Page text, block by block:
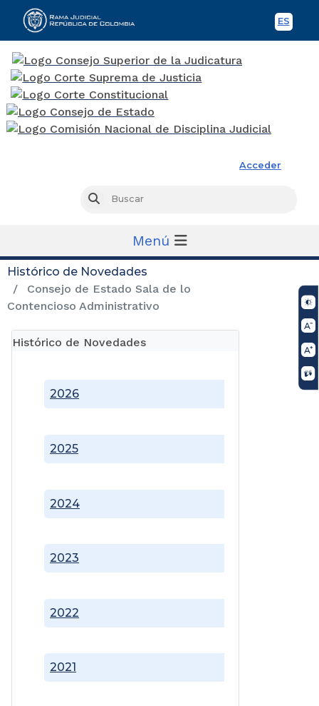
ES
Acceder
Buscar
Menú
Histórico de Novedades
Consejo de Estado Sala de lo
Contencioso Administrativo
Histórico de Novedades
2021
2022
2023
2024
2025
2026